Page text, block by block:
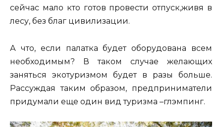
сейчас мало кто готов провести отпуск,живя в
лесу, без благ цивилизации.
А что, если палатка будет оборудована всем
необходимым? В таком случае желающих
заняться экотуризмом будет в разы больше.
Рассуждая таким образом, предприниматели
придумали еще один вид туризма –глэмпинг.